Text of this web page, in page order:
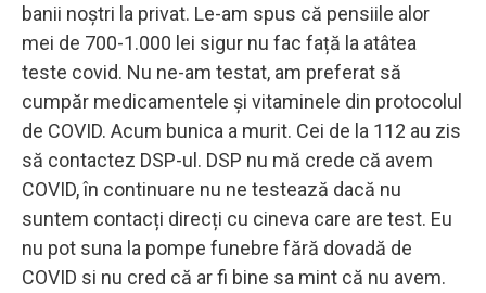
banii noştri la privat. Le-am spus că pensiile alor
mei de 700-1.000 lei sigur nu fac față la atâtea
teste covid. Nu ne-am testat, am preferat să
cumpăr medicamentele şi vitaminele din protocolul
de COVID. Acum bunica a murit. Cei de la 112 au zis
să contactez DSP-ul. DSP nu mă crede că avem
COVID, în continuare nu ne testează dacă nu
suntem contacți direcți cu cineva care are test. Eu
nu pot suna la pompe funebre fără dovadă de
COVID si nu cred că ar fi bine sa mint că nu avem.